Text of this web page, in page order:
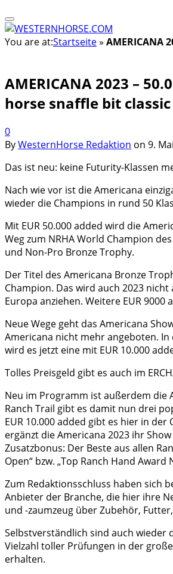
You are at:Startseite» AMERICANA
AMERICANA 2023 –
horse snaffle bit
0
ByWesternHorse Redaktion on 9.
Das ist neu: keine Futurity-Klassen
Nach wie vor ist die Americana
wieder die Champions in rund 50
Mit EUR 50.000 added wird die
Weg zum NRHA World Champion
und Non-Pro Bronze Trophy.
Der Titel des Americana Bronze
Champion. Das wird auch 2023
Europa anziehen. Weitere EUR
Neue Wege geht das Americana
Americana nicht mehr angeboten.
wird es jetzt eine mit EUR 10.000
Tolles Preisgeld gibt es auch im
Neu im Programm ist außerdem die
Ranch Trail gibt es damit nun drei
EUR 10.000 added gibt es hier in
ergänzt die Americana 2023 ihr
Zusatzbonus: Der Beste aus allen
Open“ bzw. „Top Ranch Hand
Zum Redaktionsschluss haben sich
Anbieter der Branche, die hier ihre
und -zaumzeug über Zubehör,
Selbstverständlich sind auch wieder
Vielzahl toller Prüfungen in der
erhalten.